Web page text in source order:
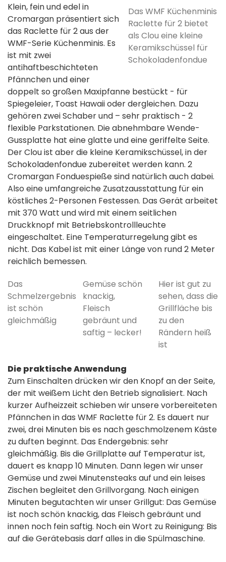
Das WMF Küchenminis
Raclette für 2 bietet
als Clou eine kleine
Keramikschüssel für
Schokoladenfondue
Klein, fein und edel in
Cromargan präsentiert sich
das Raclette für 2 aus der
WMF-Serie Küchenminis. Es
ist mit zwei
antihaftbeschichteten
Pfännchen und einer
doppelt so großen Maxipfanne bestückt - für
Spiegeleier, Toast Hawaii oder dergleichen. Dazu
gehören zwei Schaber und – sehr praktisch - 2
flexible Parkstationen. Die abnehmbare Wende-
Gussplatte hat eine glatte und eine geriffelte Seite.
Der Clou ist aber die kleine Keramikschüssel, in der
Schokoladenfondue zubereitet werden kann. 2
Cromargan Fonduespieße sind natürlich auch dabei.
Also eine umfangreiche Zusatzausstattung für ein
köstliches 2-Personen Festessen. Das Gerät arbeitet
mit 370 Watt und wird mit einem seitlichen
Druckknopf mit Betriebskontrollleuchte
eingeschaltet. Eine Temperaturregelung gibt es
nicht. Das Kabel ist mit einer Länge von rund 2 Meter
reichlich bemessen.
Das
Schmelzergebnis
ist schön
gleichmäßig
Gemüse schön
knackig,
Fleisch
gebräunt und
saftig – lecker!
Hier ist gut zu
sehen, dass die
Grillfläche bis
zu den
Rändern heiß
ist
Die praktische Anwendung
Zum Einschalten drücken wir den Knopf an der Seite,
der mit weißem Licht den Betrieb signalisiert. Nach
kurzer Aufheizzeit schieben wir unsere vorbereiteten
Pfännchen in das WMF Raclette für 2. Es dauert nur
zwei, drei Minuten bis es nach geschmolzenem Käste
zu duften beginnt. Das Endergebnis: sehr
gleichmäßig. Bis die Grillplatte auf Temperatur ist,
dauert es knapp 10 Minuten. Dann legen wir unser
Gemüse und zwei Minutensteaks auf und ein leises
Zischen begleitet den Grillvorgang. Nach einigen
Minuten begutachten wir unser Grillgut: Das Gemüse
ist noch schön knackig, das Fleisch gebräunt und
innen noch fein saftig. Noch ein Wort zu Reinigung: Bis
auf die Gerätebasis darf alles in die Spülmaschine.